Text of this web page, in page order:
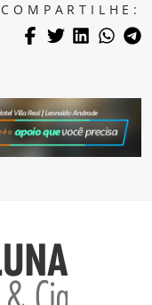
COMPARTILHE: